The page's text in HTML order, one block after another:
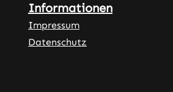
Informationen
Impressum
Datenschutz